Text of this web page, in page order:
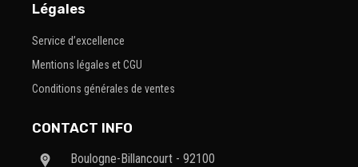
Légales
Service d’excellence
Mentions légales et CGU
Conditions générales de ventes
CONTACT INFO
Boulogne-Billancourt - 92100